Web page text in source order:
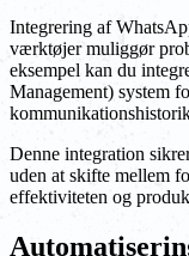
Integrering af
værktøjer muliggør
eksempel kan du
Management) system
Denne integration
uden at skifte mellem
effektiviteten og